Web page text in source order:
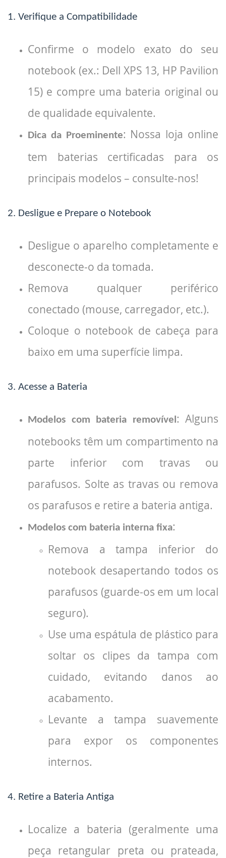
1. Verifique a Compatibilidade
Confirme o modelo exato do seu
notebook (ex.: Dell XPS 13, HP Pavilion
15) e compre uma bateria original ou
de qualidade equivalente.
Dica da Proeminente: Nossa loja online
tem baterias certificadas para os
principais modelos – consulte-nos!
2. Desligue e Prepare o Notebook
Desligue o aparelho completamente e
desconecte-o da tomada.
Remova qualquer periférico
conectado (mouse, carregador, etc.).
Coloque o notebook de cabeça para
baixo em uma superfície limpa.
3. Acesse a Bateria
Modelos com bateria removível: Alguns
notebooks têm um compartimento na
parte inferior com travas ou
parafusos. Solte as travas ou remova
os parafusos e retire a bateria antiga.
Modelos com bateria interna fixa:
Remova a tampa inferior do
notebook desapertando todos os
parafusos (guarde-os em um local
seguro).
Use uma espátula de plástico para
soltar os clipes da tampa com
cuidado, evitando danos ao
acabamento.
Levante a tampa suavemente
para expor os componentes
internos.
4. Retire a Bateria Antiga
Localize a bateria (geralmente uma
peça retangular preta ou prateada,